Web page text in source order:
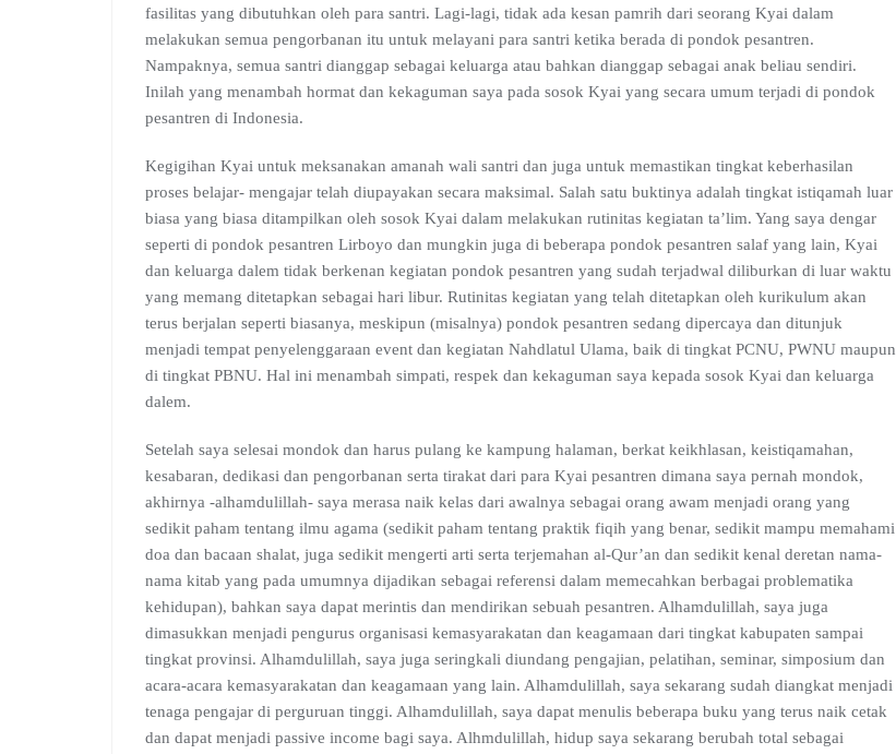
fasilitas yang dibutuhkan oleh para santri. Lagi-lagi, tidak ada kesan pamrih dari seorang Kyai dalam
melakukan semua pengorbanan itu untuk melayani para santri ketika berada di pondok pesantren.
Nampaknya, semua santri dianggap sebagai keluarga atau bahkan dianggap sebagai anak beliau sendiri.
Inilah yang menambah hormat dan kekaguman saya pada sosok Kyai yang secara umum terjadi di pondok
pesantren di Indonesia.
Kegigihan Kyai untuk meksanakan amanah wali santri dan juga untuk memastikan tingkat keberhasilan
proses belajar- mengajar telah diupayakan secara maksimal. Salah satu buktinya adalah tingkat istiqamah luar
biasa yang biasa ditampilkan oleh sosok Kyai dalam melakukan rutinitas kegiatan ta’lim. Yang saya dengar
seperti di pondok pesantren Lirboyo dan mungkin juga di beberapa pondok pesantren salaf yang lain, Kyai
dan keluarga dalem tidak berkenan kegiatan pondok pesantren yang sudah terjadwal diliburkan di luar waktu
yang memang ditetapkan sebagai hari libur. Rutinitas kegiatan yang telah ditetapkan oleh kurikulum akan
terus berjalan seperti biasanya, meskipun (misalnya) pondok pesantren sedang dipercaya dan ditunjuk
menjadi tempat penyelenggaraan event dan kegiatan Nahdlatul Ulama, baik di tingkat PCNU, PWNU maupun
di tingkat PBNU. Hal ini menambah simpati, respek dan kekaguman saya kepada sosok Kyai dan keluarga
dalem.
Setelah saya selesai mondok dan harus pulang ke kampung halaman, berkat keikhlasan, keistiqamahan,
kesabaran, dedikasi dan pengorbanan serta tirakat dari para Kyai pesantren dimana saya pernah mondok,
akhirnya -alhamdulillah- saya merasa naik kelas dari awalnya sebagai orang awam menjadi orang yang
sedikit paham tentang ilmu agama (sedikit paham tentang praktik fiqih yang benar, sedikit mampu memahami
doa dan bacaan shalat, juga sedikit mengerti arti serta terjemahan al-Qur’an dan sedikit kenal deretan nama-
nama kitab yang pada umumnya dijadikan sebagai referensi dalam memecahkan berbagai problematika
kehidupan), bahkan saya dapat merintis dan mendirikan sebuah pesantren. Alhamdulillah, saya juga
dimasukkan menjadi pengurus organisasi kemasyarakatan dan keagamaan dari tingkat kabupaten sampai
tingkat provinsi. Alhamdulillah, saya juga seringkali diundang pengajian, pelatihan, seminar, simposium dan
acara-acara kemasyarakatan dan keagamaan yang lain. Alhamdulillah, saya sekarang sudah diangkat menjadi
tenaga pengajar di perguruan tinggi. Alhamdulillah, saya dapat menulis beberapa buku yang terus naik cetak
dan dapat menjadi passive income bagi saya. Alhmdulillah, hidup saya sekarang berubah total sebagai